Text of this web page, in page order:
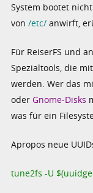
System bootet
von /etc/ anwirft,
Für ReiserFS und
Spezialtools, die
werden. Wer das
oderGnome-Disks
was für ein
Apropos neue
tune2fs -U